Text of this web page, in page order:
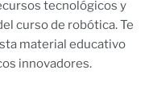
tecnológicos y
curso de robótica. Te
material educativo
innovadores.